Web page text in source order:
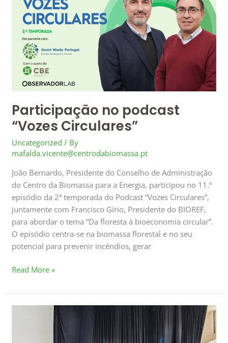
Participação no podcast
“Vozes Circulares”
Uncategorized / By
mafalda.vicente@centrodabiomassa.pt
João Bernardo, Presidente do Conselho de Administração
do Centro da Biomassa para a Energia, participou no 11.º
episódio da 2ª temporada do Podcast “Vozes Circulares”,
juntamente com Francisco Gírio, Presidente do BIOREF,
para abordar o tema “Da floresta à bioeconomia circular”.
O episódio centra-se na biomassa florestal e no seu
potencial para prevenir incêndios, gerar
podcast
“Vozes
Circulares”
Read More »
Lançamento